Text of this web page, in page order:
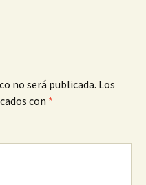
no será publicada. Los
con *